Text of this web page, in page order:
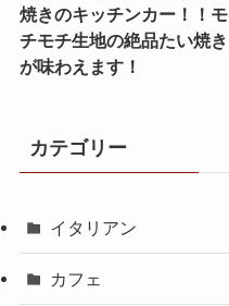
焼きのキッチンカー！！モ
チモチ生地の絶品たい焼き
が味わえます！
カテゴリー
イタリアン
カフェ